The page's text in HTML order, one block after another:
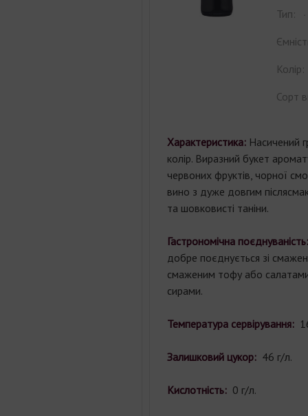
Тип:
Колір:
Сорт
Характеристика: Насичений
колір. Виразний букет
червоних фруктів, чорної
вино з дуже довгим
та шовковисті таніни.
Гастрономічна
добре поєднується зі
смаженим тофу або
сирами.
Температура сервірування:
Залишковий цукор: 46 г/л.
Кислотність: 0 г/л.